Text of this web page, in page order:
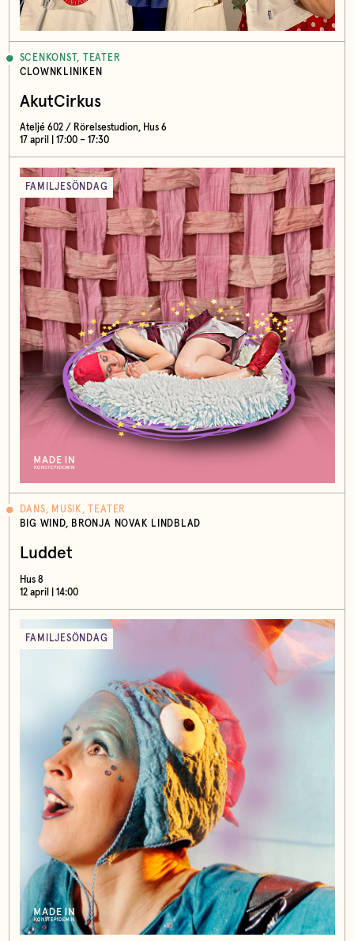
SCENKONST, TEATER
CLOWNKLINIKEN
AkutCirkus
Ateljé 602 / Rörelsestudion, Hus 6
17 april | 17:00 – 17:30
FAMILJESÖNDAG
DANS, MUSIK, TEATER
BIG WIND, BRONJA NOVAK LINDBLAD
Luddet
Hus 8
12 april | 14:00
FAMILJESÖNDAG